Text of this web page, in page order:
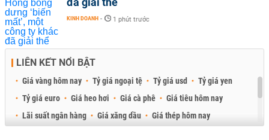
KINH DOANH - 1 phút trước
LIÊN KẾT NỔI BẬT
Giá vàng hôm nay Tỷ giá ngoại tệ Tỷ giá usd
Tỷ giá yen
Tỷ giá euro
Giá heo hơi Giá cà phê
Giá tiêu hôm nay
Lãi suất ngân hàng
Giá xăng dầu
Giá thép hôm nay